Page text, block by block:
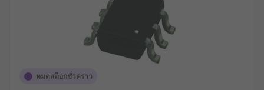
หมดสต็อกชั่วคราว